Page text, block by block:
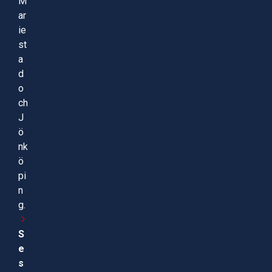
ar
ie
st
a
d
o
ch
J
ö
nk
ö
pi
n
g.
S
e
s